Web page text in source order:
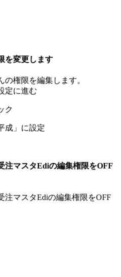
を変更します
権限を編集します。
定に進む
ク
成」に設定
注マスタEdiの編集権限をOFF
注マスタEdiの編集権限をOFF